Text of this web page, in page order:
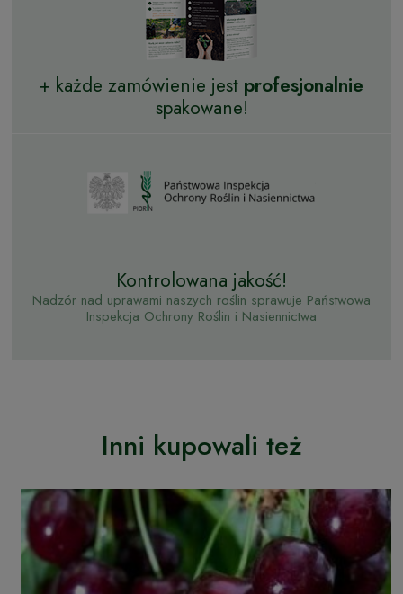
+ każde zamówienie jest profesjonalnie
spakowane!
Kontrolowana jakość!
Nadzór nad uprawami naszych roślin sprawuje Państwowa
Inspekcja Ochrony Roślin i Nasiennictwa
Inni kupowali też